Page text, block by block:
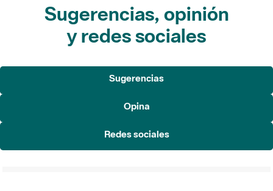
Sugerencias, opinión
y redes sociales
Sugerencias
Opina
Redes sociales